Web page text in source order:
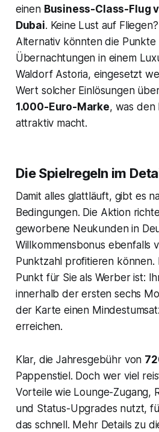
einen Business-Class-Flug
Dubai. Keine Lust auf
Alternativ könnten die
Übernachtungen in einem
Waldorf Astoria, eingesetzt
Wert solcher Einlösungen
1.000-Euro-Marke, was den
attraktiv macht.
Die Spielregeln im
Damit alles glattläuft, gibt es
Bedingungen. Die Aktion
geworbene Neukunden in
Willkommensbonus ebenfalls
Punktzahl profitieren
Punkt für Sie als Werber ist:
innerhalb der ersten sechs
der Karte einen
erreichen.
Klar, die Jahresgebühr von
Pappenstiel. Doch wer viel
Vorteile wie Lounge-Zugang,
und Status-Upgrades nutzt,
das schnell. Mehr Details zu